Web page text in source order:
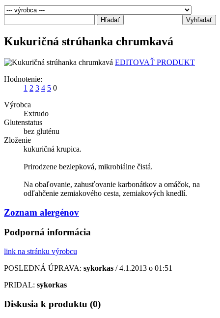
Hľadať Vyhľadať
Kukuričná strúhanka chrumkavá
EDITOVAŤ PRODUKT
Hodnotenie:
1 2 3 4 5 0
Výrobca
Extrudo
Glutenstatus
bez gluténu
Zloženie
kukuričná krupica.
Prirodzene bezlepková, mikrobiálne čistá.
Na obaľovanie, zahusťovanie karbonátkov a omáčok, na
odľahčenie zemiakového cesta, zemiakových knedlí.
Zoznam alergénov
Podporná informácia
link na stránku výrobcu
POSLEDNÁ ÚPRAVA: sykorkas / 4.1.2013 o 01:51
PRIDAL: sykorkas
Diskusia k produktu (0)